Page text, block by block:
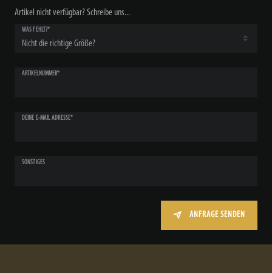
Artikel nicht verfügbar? Schreibe uns...
WAS FEHLT?*
ARTIKELNUMMER*
DEINE E-MAIL ADRESSE*
SONSTIGES
ANFRAGE SENDEN